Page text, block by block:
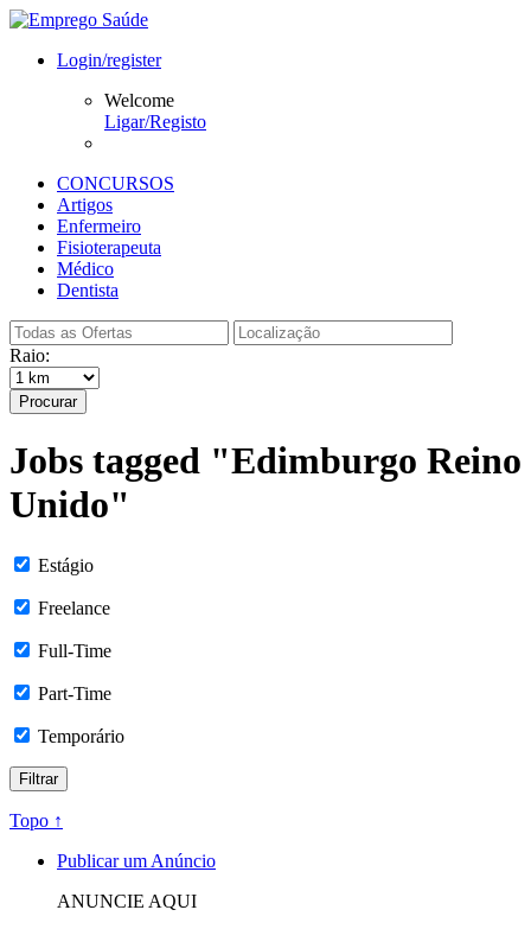
Login/register
Welcome
Ligar/Registo
CONCURSOS
Artigos
Enfermeiro
Fisioterapeuta
Médico
Dentista
Raio:
Procurar
Jobs tagged "Edimburgo Reino
Unido"
Estágio
Freelance
Full-Time
Part-Time
Temporário
Topo ↑
Publicar um Anúncio
ANUNCIE AQUI